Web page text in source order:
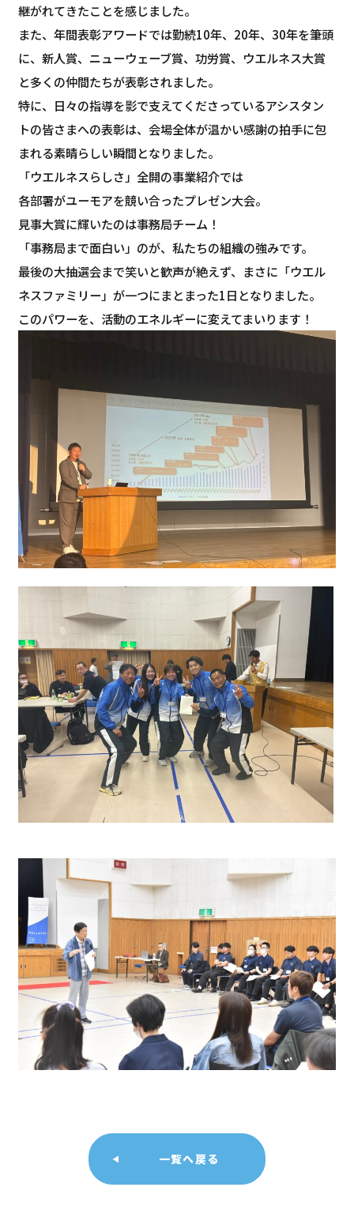
継がれてきたことを感じました。
また、年間表彰アワードでは勤続10年、20年、30年を筆頭
に、新人賞、ニューウェーブ賞、功労賞、ウエルネス大賞
と多くの仲間たちが表彰されました。
特に、日々の指導を影で支えてくださっているアシスタン
トの皆さまへの表彰は、会場全体が温かい感謝の拍手に包
まれる素晴らしい瞬間となりました。
「ウエルネスらしさ」全開の事業紹介では
各部署がユーモアを競い合ったプレゼン大会。
見事大賞に輝いたのは事務局チーム！
「事務局まで面白い」のが、私たちの組織の強みです。
最後の大抽選会まで笑いと歓声が絶えず、まさに「ウエル
ネスファミリー」が一つにまとまった1日となりました。
このパワーを、活動のエネルギーに変えてまいります！
一覧へ戻る